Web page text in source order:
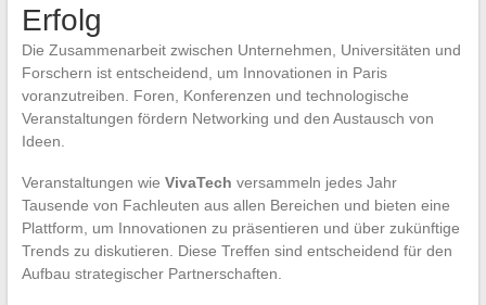
Erfolg
Die Zusammenarbeit zwischen Unternehmen, Universitäten und
Forschern ist entscheidend, um Innovationen in Paris
voranzutreiben. Foren, Konferenzen und technologische
Veranstaltungen fördern Networking und den Austausch von
Ideen.
Veranstaltungen wie VivaTech versammeln jedes Jahr
Tausende von Fachleuten aus allen Bereichen und bieten eine
Plattform, um Innovationen zu präsentieren und über zukünftige
Trends zu diskutieren. Diese Treffen sind entscheidend für den
Aufbau strategischer Partnerschaften.